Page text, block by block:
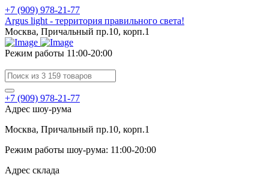
+7 (909) 978-21-77
Argus light - территория правильного света!
Москва, Причальный пр.10, корп.1
Режим работы 11:00-20:00
+7 (909) 978-21-77
Адрес шоу-рума
Москва, Причальный пр.10, корп.1
Режим работы шоу-рума: 11:00-20:00
Адрес склада